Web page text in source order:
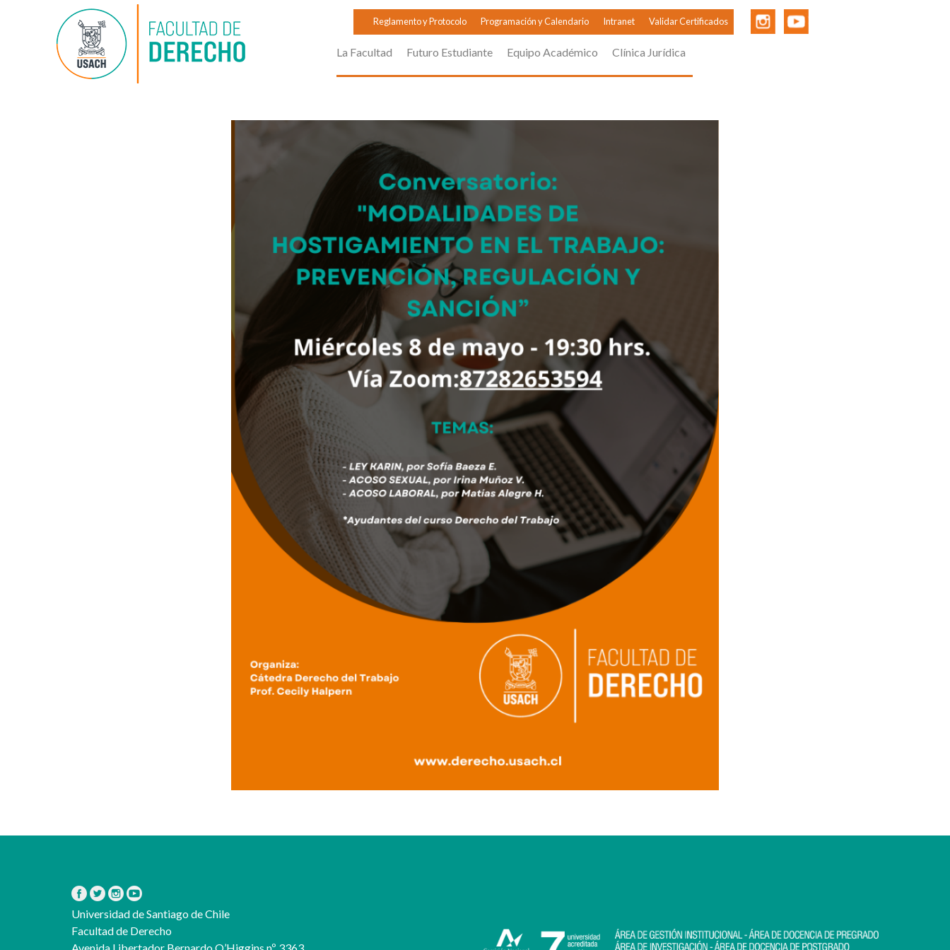
Reglamento y Protocolo Programación y Calendario Intranet Validar Certificados
La Facultad Futuro Estudiante Equipo Académico Clínica Jurídica
Universidad de Santiago de Chile
Facultad de Derecho